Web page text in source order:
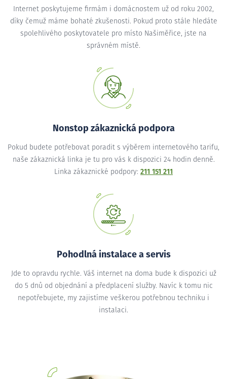
Internet poskytujeme firmám i domácnostem už od roku 2002,
díky čemuž máme bohaté zkušenosti. Pokud proto stále hledáte
spolehlivého poskytovatele pro místo Našiměřice, jste na
správném místě.
Nonstop zákaznická podpora
Pokud budete potřebovat poradit s výběrem internetového tarifu,
naše zákaznická linka je tu pro vás k dispozici 24 hodin denně.
Linka zákaznické podpory: 211 151 211
Pohodlná instalace a servis
Jde to opravdu rychle. Váš internet na doma bude k dispozici už
do 5 dnů od objednání a předplacení služby. Navíc k tomu nic
nepotřebujete, my zajistíme veškerou potřebnou techniku i
instalaci.